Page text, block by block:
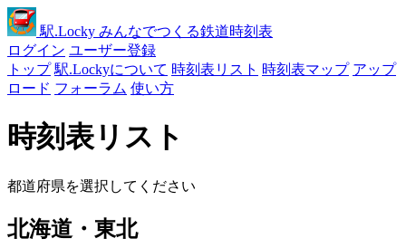
駅.Locky みんなでつくる鉄道時刻表
ログイン ユーザー登録
トップ 駅.Lockyについて 時刻表リスト 時刻表マップ アップ
ロード フォーラム 使い方
時刻表リスト
都道府県を選択してください
北海道・東北